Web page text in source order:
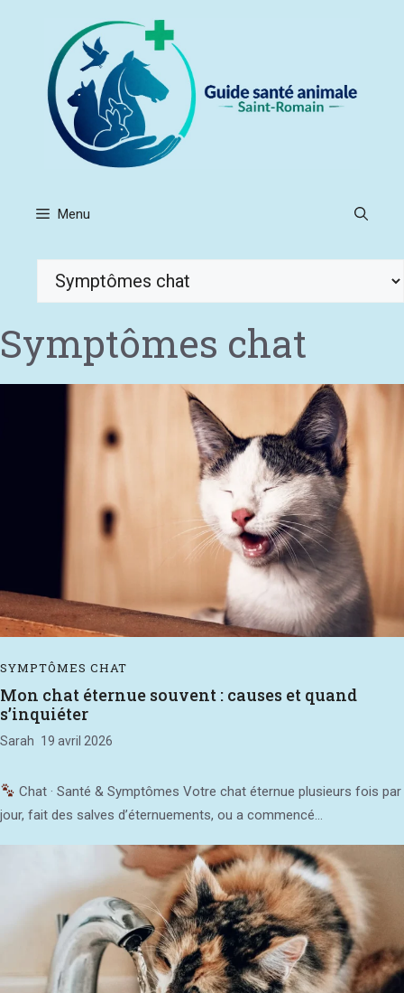
contenu
Menu
Catégories
Symptômes chat
SYMPTÔMES CHAT
Mon chat éternue souvent : causes et quand
s’inquiéter
Sarah 19 avril 2026
Chat · Santé & Symptômes Votre chat éternue plusieurs fois par
jour, fait des salves d’éternuements, ou a commencé...